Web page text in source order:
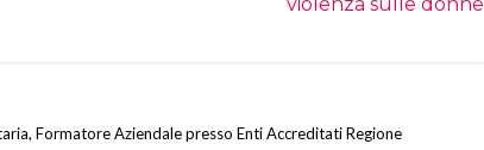
Formatore Aziendale presso Enti Accreditati Regione